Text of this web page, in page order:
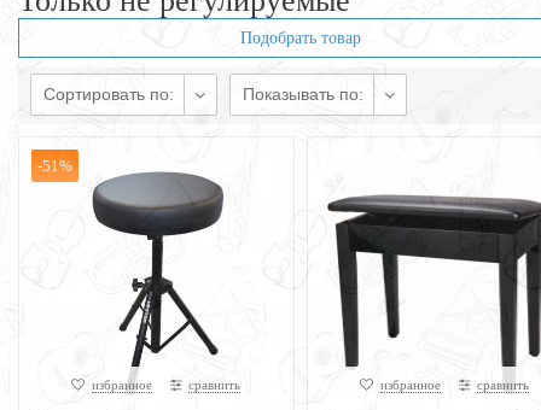
Подобрать товар
Сортировать по: Показывать по:
-51%
избранное сравнить избранное сравнить